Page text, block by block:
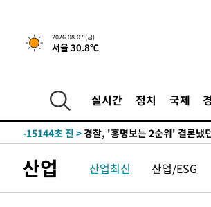
2026.08.07 (금)
서울 30.8℃
실시간 정치 국제
5시간 전 >내일까지 39도 '펄펄'…기상청 "태풍
-16459초 전 >
축구협회, 15년 전 심판 성 접
-15144초 전 >경찰, '홍명보는 2순위' 결론냈
-740초 전 >[속보]합참 "北 발사체는 단거리
-488초 전 >
日방위성, 北이 동해로 쏜 발사체
18분 전 >
[속보] SKT, 에이닷 서비스 장애 발
산업 산업최신 산업/ESG